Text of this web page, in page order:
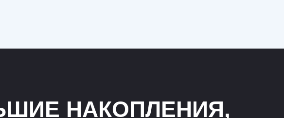
НАКОПЛЕНИЯ,